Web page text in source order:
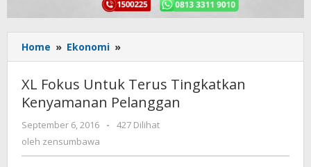
Home » Ekonomi »
Fokus
Terus
Tingkatkan
Kenyamanan
XL Fokus Untuk Terus Tingkatkan
Kenyamanan Pelanggan
September 6, 2016
oleh
-
427 Dilihat
oleh zensumbawa